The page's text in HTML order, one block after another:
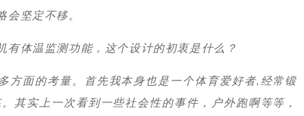
会坚定不移。
有体温监测功能，这个设计的初衷是什么？
方面的考量。首先我本身也是一个体育爱好者,经常锻
其实上一次看到一些社会性的事件，户外跑啊等等，